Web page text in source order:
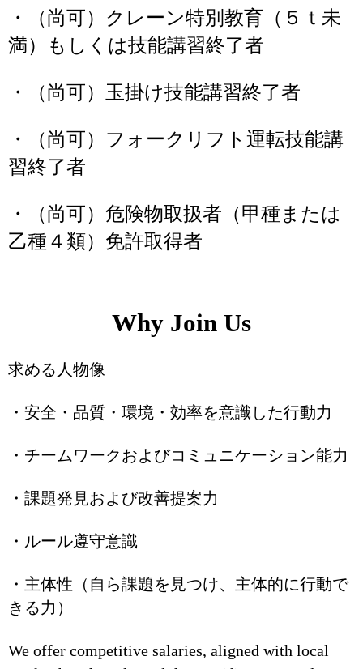
・（尚可）クレーン特別教育（５ｔ未
満）もしくは技能講習終了者
・（尚可）玉掛け技能講習終了者
・（尚可）フォークリフト運転技能講
習終了者
・（尚可）危険物取扱者（甲種または
乙種４類）免許取得者
Why Join Us
求める人物像
・安全・品質・環境・効率を意識した行動力
・チームワークおよびコミュニケーション能力
・課題発見および改善提案力
・ルール遵守意識
・主体性（自ら課題を見つけ、主体的に行動で
きる力）
We offer competitive salaries, aligned with local